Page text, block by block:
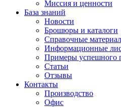
Миссия и ценности
База знаний
Новости
Брошюры и каталоги
Справочные
Информационные
Примеры успешного
Статьи
Отзывы
Контакты
Производство
Офис